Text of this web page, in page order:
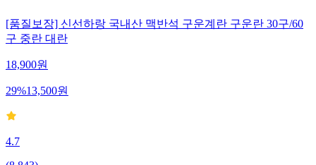
[품질보장] 신선하랑 국내산 맥반석 구운계란 구운란 30구/60
구 중란 대란
18,900원
29%13,500원
4.7